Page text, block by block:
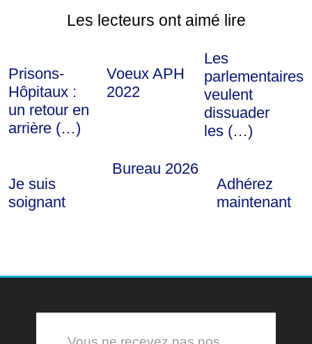
Les lecteurs ont aimé lire
Prisons-
Hôpitaux :
un retour en
arrière (…)
Voeux APH
2022
Les
parlementaires
veulent
dissuader
les (…)
Je suis
soignant
Bureau 2026
Adhérez
maintenant